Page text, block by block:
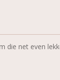
die net even